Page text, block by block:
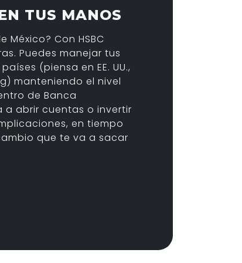
TUS MANOS
México? Con HSBC
Puedes manejar tus
(piensa en EE. UU.,
manteniendo el nivel
de Banca
abrir cuentas o invertir
en tiempo
que te va a sacar